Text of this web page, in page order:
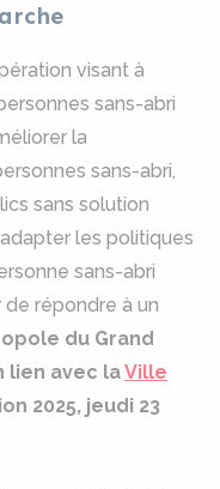
visant à
sans-abri
la
sans-abri,
sans solution
les politiques
sans-abri
répondre à un
du Grand
lien avec laVille
2025, jeudi 23